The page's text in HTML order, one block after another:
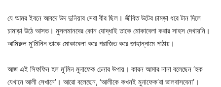
যে আমর ইবনে আবদে উদ দুনিয়ার সেরা বীর ছিল। জীবিত উটের চামড়া ধরে টান দিলে
চামাড়া উঠে আসত। মুসলমানদের কোন যোদ্ধাই তাকে মোকাবেলা করার সাহস দেখায়নি।
আমিরুল মু’মিনিন তাকে মোকাবেলা করে পরাজিত করে জাহান্নামে পাঠায়।
আজ এই সিফফিন হল মু’মিন মুনাফেক চেনার উপায়। কারন আমার নানা বলেছেন ‘হক
যেখানে আলী সেখানে’। আরো বলেছেন, ‘আলীকে কখনই মুনাফেক’রা ভালবাসবেনা’।